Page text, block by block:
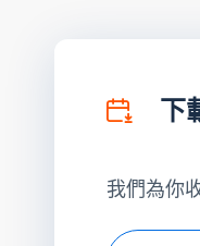
下
我們為你